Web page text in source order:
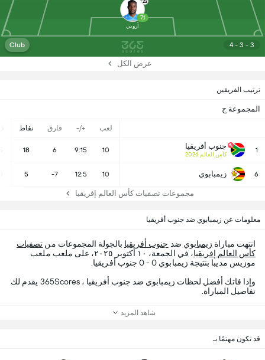
ترتيب الفريقين
المجموعة ج
لعب +/- فارق نقاط
1 جنوب أفريقيا
كأس العالم 2026
10
9:15
6
18
6 زيمبابوي 10
12:5
-7
5
مجموعات تصفيات كأس العالم إفريقيا
4 - 3 - 3
Club
22
7.1
أروبي
عرض الكل
معلومات عن زيمبابوي ضد جنوب أفريقيا
انتهت مباراة زيمبابوي ضد جنوب أفريقيا بالجولة المجموعات من تصفيات
كأس العالم إفريقيا
، في الجمعة، ١٠ أكتوبر ٢٠٢٥، على ملعب ملعب
موزيس مديبا بنتيجة زيمبابوي 0 - 0 جنوب أفريقيا.
وإذا فاتك أفضل لحظات زيمبابوي ضد جنوب أفريقيا ، 365Scores يقدم لك
تفاصيل المباراة.
شاهد المزيد
قد تكون مهتمًا بـ